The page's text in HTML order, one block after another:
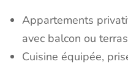
Appartements
avec balcon ou
Cuisine équipée,